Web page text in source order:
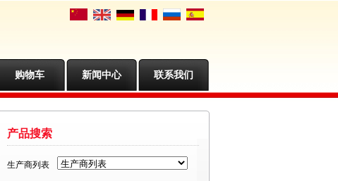
购物车 新闻中心 联系我们
产品搜索
生产商列表